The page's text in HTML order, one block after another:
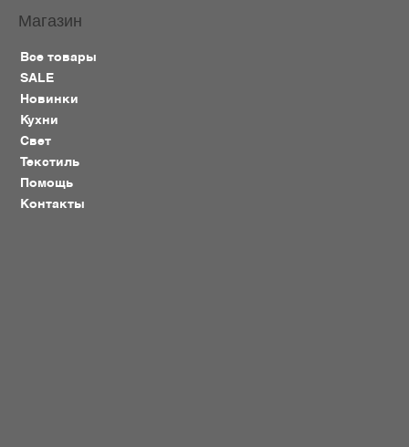
Магазин
Все товары
SALE
Новинки
Кухни
Свет
Текстиль
Помощь
Контакты